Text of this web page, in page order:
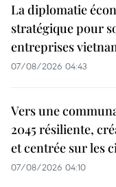
La diplomatie
stratégique pour
entreprises
07/08/2026 04:43
Vers une
2045 résiliente,
et centrée sur les
07/08/2026 04:10